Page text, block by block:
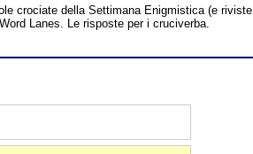
crociate della Settimana Enigmistica (e riviste
Lanes. Le risposte per i cruciverba.